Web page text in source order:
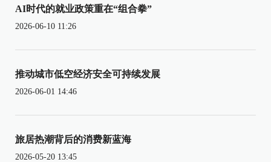
AI时代的就业政策重在“组合拳”
2026-06-10 11:26
推动城市低空经济安全可持续发展
2026-06-01 14:46
旅居热潮背后的消费新蓝海
2026-05-20 13:45